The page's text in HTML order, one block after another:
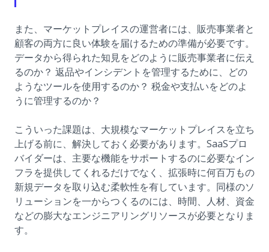
また、マーケットプレイスの運営者には、販売事業者と
顧客の両方に良い体験を届けるための準備が必要です。
データから得られた知見をどのように販売事業者に伝え
るのか？ 返品やインシデントを管理するために、どの
ようなツールを使用するのか？ 税金や支払いをどのよ
うに管理するのか？
こういった課題は、大規模なマーケットプレイスを立ち
上げる前に、解決しておく必要があります。SaaSプロ
バイダーは、主要な機能をサポートするのに必要なイン
フラを提供してくれるだけでなく、拡張時に何百万もの
新規データを取り込む柔軟性を有しています。同様のソ
リューションを一からつくるのには、時間、人材、資金
などの膨大なエンジニアリングリソースが必要となりま
す。